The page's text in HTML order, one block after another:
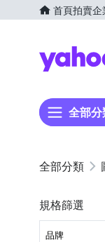
首頁拍賣企
全部分
規格篩選
品牌